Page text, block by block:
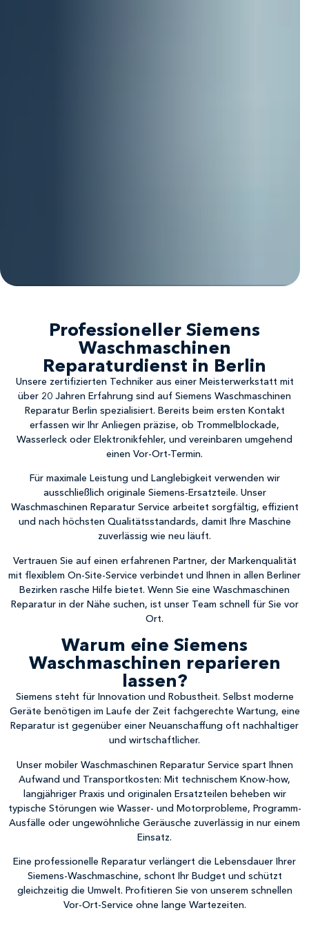
Professioneller Siemens
Waschmaschinen
Reparaturdienst in Berlin
Unsere zertifizierten Techniker aus einer Meisterwerkstatt mit
über 20 Jahren Erfahrung sind auf Siemens Waschmaschinen
Reparatur Berlin spezialisiert. Bereits beim ersten Kontakt
erfassen wir Ihr Anliegen präzise, ob Trommelblockade,
Wasserleck oder Elektronikfehler, und vereinbaren umgehend
einen Vor-Ort-Termin.
Für maximale Leistung und Langlebigkeit verwenden wir
ausschließlich originale Siemens-Ersatzteile. Unser
Waschmaschinen Reparatur Service arbeitet sorgfältig, effizient
und nach höchsten Qualitätsstandards, damit Ihre Maschine
zuverlässig wie neu läuft.
Vertrauen Sie auf einen erfahrenen Partner, der Markenqualität
mit flexiblem On-Site-Service verbindet und Ihnen in allen Berliner
Bezirken rasche Hilfe bietet. Wenn Sie eine Waschmaschinen
Reparatur in der Nähe suchen, ist unser Team schnell für Sie vor
Ort.
Warum eine Siemens
Waschmaschinen reparieren
lassen?
Siemens steht für Innovation und Robustheit. Selbst moderne
Geräte benötigen im Laufe der Zeit fachgerechte Wartung, eine
Reparatur ist gegenüber einer Neuanschaffung oft nachhaltiger
und wirtschaftlicher.
Unser mobiler Waschmaschinen Reparatur Service spart Ihnen
Aufwand und Transportkosten: Mit technischem Know-how,
langjähriger Praxis und originalen Ersatzteilen beheben wir
typische Störungen wie Wasser- und Motorprobleme, Programm-
Ausfälle oder ungewöhnliche Geräusche zuverlässig in nur einem
Einsatz.
Eine professionelle Reparatur verlängert die Lebensdauer Ihrer
Siemens-Waschmaschine, schont Ihr Budget und schützt
gleichzeitig die Umwelt. Profitieren Sie von unserem schnellen
Vor-Ort-Service ohne lange Wartezeiten.